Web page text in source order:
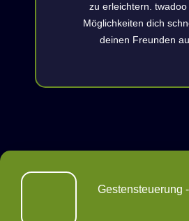
zu erleichtern.
Möglichkeiten dich
deinen Freunden
Gestensteuerung